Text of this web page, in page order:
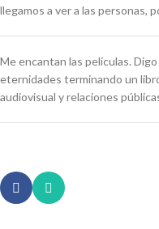
llegamos a ver a las personas,
Me encantan las películas.
eternidades terminando un
audiovisual y relaciones